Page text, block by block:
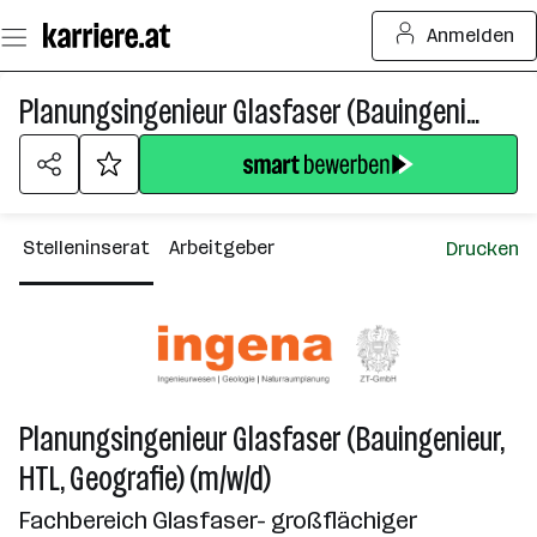
Seiteninhalt
springen
Anmelden
Planungsingenieur Glasfaser (Bauingenieur, HTL, Geografie) (m/w/d)
Stelleninserat Arbeitgeber Drucken
Planungsingenieur Glasfaser (Bauingenieur,
HTL, Geografie) (m/w/d)
Fachbereich Glasfaser- großflächiger